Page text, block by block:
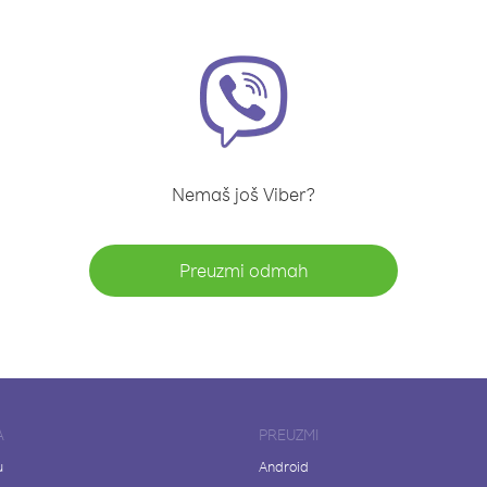
Nemaš još Viber?
Preuzmi odmah
PREUZMI
Android